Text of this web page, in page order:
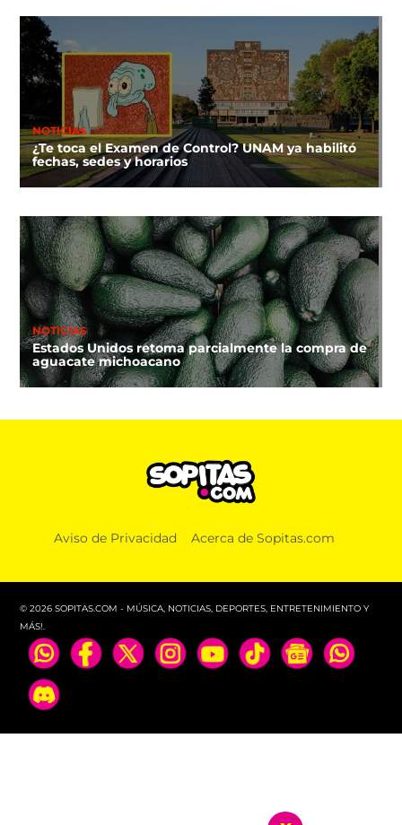
NOTICIAS
¿Te toca el Examen de Control? UNAM ya habilitó
fechas, sedes y horarios
NOTICIAS
Estados Unidos retoma parcialmente la compra de
aguacate michoacano
Aviso de Privacidad Acerca de Sopitas.com
© 2026 SOPITAS.COM - MÚSICA, NOTICIAS, DEPORTES, ENTRETENIMIENTO Y
MÁS!.